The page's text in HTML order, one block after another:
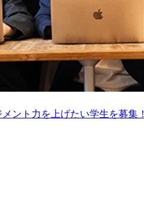
ント力を上げたい学生を募集！